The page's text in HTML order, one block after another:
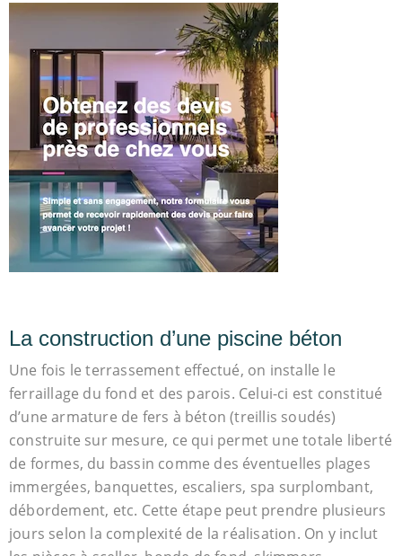
La construction d’une piscine béton
Une fois le terrassement effectué, on installe le
ferraillage du fond et des parois. Celui-ci est constitué
d’une armature de fers à béton (treillis soudés)
construite sur mesure, ce qui permet une totale liberté
de formes, du bassin comme des éventuelles plages
immergées, banquettes, escaliers, spa surplombant,
débordement, etc. Cette étape peut prendre plusieurs
jours selon la complexité de la réalisation. On y inclut